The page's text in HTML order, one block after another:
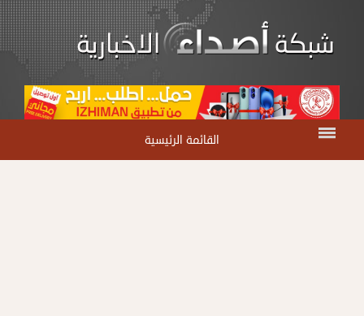
القائمة الرئيسية